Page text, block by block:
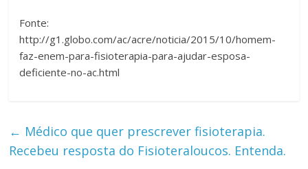
Fonte:
http://g1.globo.com/ac/acre/noticia/2015/10/homem-
faz-enem-para-fisioterapia-para-ajudar-esposa-
deficiente-no-ac.html
← Médico que quer prescrever fisioterapia.
Recebeu resposta do Fisioteraloucos. Entenda.